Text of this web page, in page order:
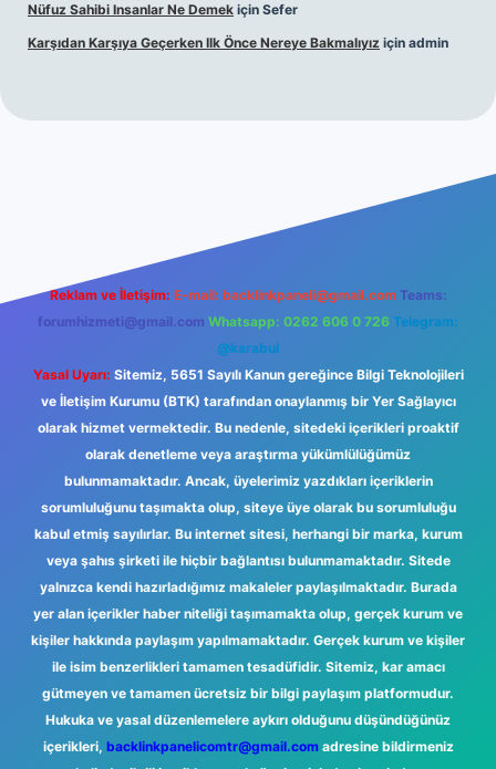
Nüfuz Sahibi Insanlar Ne Demek için Sefer
Karşıdan Karşıya Geçerken Ilk Önce Nereye Bakmalıyız için admin
Reklam ve İletişim: E-mail: backlinkpaneli@gmail.com Teams:
forumhizmeti@gmail.com Whatsapp: 0262 606 0 726 Telegram:
@karabul
Yasal Uyarı: Sitemiz, 5651 Sayılı Kanun gereğince Bilgi Teknolojileri
ve İletişim Kurumu (BTK) tarafından onaylanmış bir Yer Sağlayıcı
olarak hizmet vermektedir. Bu nedenle, sitedeki içerikleri proaktif
olarak denetleme veya araştırma yükümlülüğümüz
bulunmamaktadır. Ancak, üyelerimiz yazdıkları içeriklerin
sorumluluğunu taşımakta olup, siteye üye olarak bu sorumluluğu
kabul etmiş sayılırlar. Bu internet sitesi, herhangi bir marka, kurum
veya şahıs şirketi ile hiçbir bağlantısı bulunmamaktadır. Sitede
yalnızca kendi hazırladığımız makaleler paylaşılmaktadır. Burada
yer alan içerikler haber niteliği taşımamakta olup, gerçek kurum ve
kişiler hakkında paylaşım yapılmamaktadır. Gerçek kurum ve kişiler
ile isim benzerlikleri tamamen tesadüfidir. Sitemiz, kar amacı
gütmeyen ve tamamen ücretsiz bir bilgi paylaşım platformudur.
Hukuka ve yasal düzenlemelere aykırı olduğunu düşündüğünüz
içerikleri, backlinkpanelicomtr@gmail.comadresine bildirmeniz